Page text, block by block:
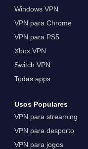
Windows VPN
VPN para Chrome
VPN para PS5
Xbox VPN
Switch VPN
Todas apps
Usos Populares
VPN para streaming
VPN para desporto
VPN para jogos